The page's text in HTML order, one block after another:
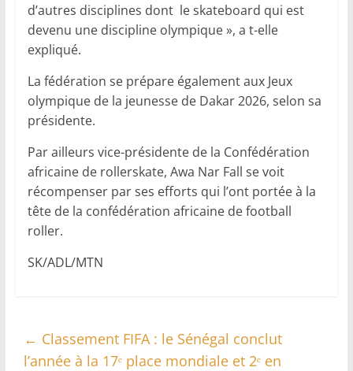
d’autres disciplines dont le skateboard qui est
devenu une discipline olympique », a t-elle
expliqué.
La fédération se prépare également aux Jeux
olympique de la jeunesse de Dakar 2026, selon sa
présidente.
Par ailleurs vice-présidente de la Confédération
africaine de rollerskate, Awa Nar Fall se voit
récompenser par ses efforts qui l’ont portée à la
tête de la confédération africaine de football
roller.
SK/ADL/MTN
← Classement FIFA : le Sénégal conclut
l’année à la 17ᵉ place mondiale et 2ᵉ en